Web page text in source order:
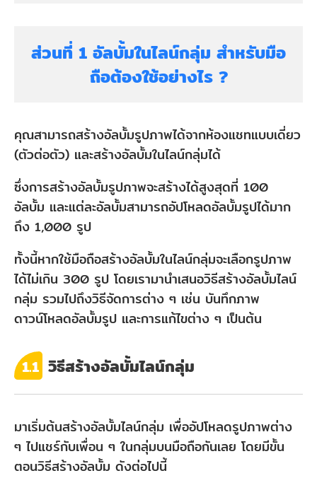
ส่วนที่ 1 อัลบั้มในไลน์กลุ่ม สำหรับมือ
ถือต้องใช้อย่างไร ?
คุณสามารถสร้างอัลบั้มรูปภาพได้จากห้องแชทแบบเดี่ยว
(ตัวต่อตัว) และสร้างอัลบั้มในไลน์กลุ่มได้
ซึ่งการสร้างอัลบั้มรูปภาพจะสร้างได้สูงสุดที่ 100
อัลบั้ม และแต่ละอัลบั้มสามารถอัปโหลดอัลบั้มรูปได้มาก
ถึง 1,000 รูป
ทั้งนี้หากใช้มือถือสร้างอัลบั้มในไลน์กลุ่มจะเลือกรูปภาพ
ได้ไม่เกิน 300 รูป โดยเรามานำเสนอวิธีสร้างอัลบั้มไลน์
กลุ่ม รวมไปถึงวิธีจัดการต่าง ๆ เช่น บันทึกภาพ
ดาวน์โหลดอัลบั้มรูป และการแก้ไขต่าง ๆ เป็นต้น
1.1 วิธีสร้างอัลบั้มไลน์กลุ่ม
มาเริ่มต้นสร้างอัลบั้มไลน์กลุ่ม เพื่ออัปโหลดรูปภาพต่าง
ๆ ไปแชร์กับเพื่อน ๆ ในกลุ่มบนมือถือกันเลย โดยมีขั้น
ตอนวิธีสร้างอัลบั้ม ดังต่อไปนี้